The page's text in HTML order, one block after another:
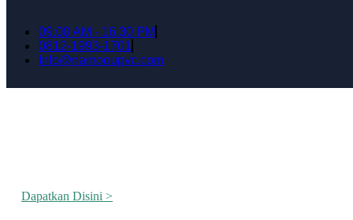
09.00 AM - 16.30 PM
0812-1993-1701
Info@namooupvc.com
Dapatkan Disini >